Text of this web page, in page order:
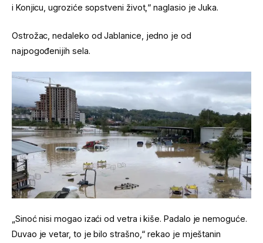
i Konjicu, ugroziće sopstveni život,“ naglasio je Juka.
Ostrožac, nedaleko od Jablanice, jedno je od
najpogođenijih sela.
„Sinoć nisi mogao izaći od vetra i kiše. Padalo je nemoguće.
Duvao je vetar, to je bilo strašno,“ rekao je mještanin